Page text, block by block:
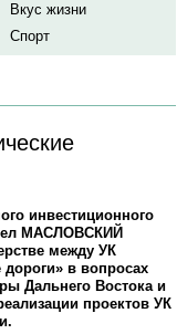
Вкус жизни
Спорт
инвестиционного
МАСЛОВСКИЙ
между УК
в вопросах
Дальнего Востока и
проектов УК